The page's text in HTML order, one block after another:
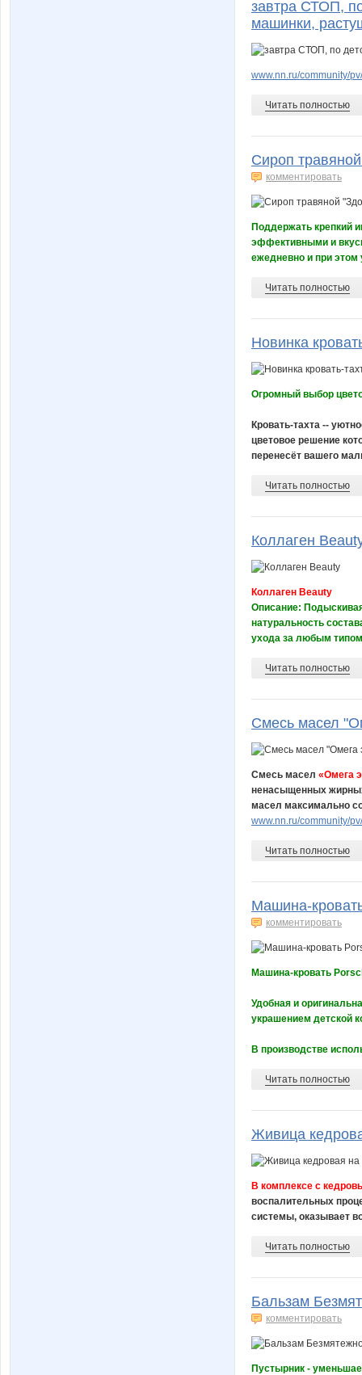
завтра СТОП,
машинки,
www.nn.ru/community/
Читать полностью
Сироп
комментировать
Поддержать крепкий
эффективными и
ежедневно и при этом
Читать полностью
Новинка
Огромный выбор
Кровать-тахта --
цветовое решение
перенесёт вашего
Читать полностью
Коллаген
Коллаген Beauty
Описание:
натуральность
ухода за любым типом
Читать полностью
Смесь масел
Смесь масел «Омега
ненасыщенных жирных
масел максимально
www.nn.ru/community/
Читать полностью
Машина-
комментировать
Машина-кровать
Удобная и
украшением детской
В производстве
Читать полностью
Живица
В комплексе с
воспалительных
системы, оказывает
Читать полностью
Бальзам
комментировать
Пустырник -